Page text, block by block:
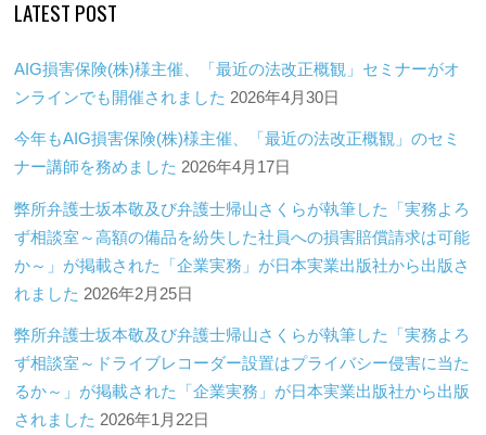
LATEST POST
AIG損害保険(株)様主催、「最近の法改正概観」セミナーがオ
ンラインでも開催されました 2026年4月30日
今年もAIG損害保険(株)様主催、「最近の法改正概観」のセミ
ナー講師を務めました 2026年4月17日
弊所弁護士坂本敬及び弁護士帰山さくらが執筆した「実務よろ
ず相談室～高額の備品を紛失した社員への損害賠償請求は可能
か～」が掲載された「企業実務」が日本実業出版社から出版さ
れました 2026年2月25日
弊所弁護士坂本敬及び弁護士帰山さくらが執筆した「実務よろ
ず相談室～ドライブレコーダー設置はプライバシー侵害に当た
るか～」が掲載された「企業実務」が日本実業出版社から出版
されました 2026年1月22日